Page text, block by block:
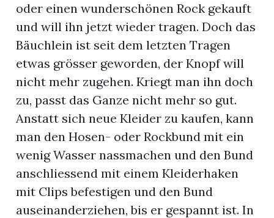
oder einen wunderschönen Rock gekauft
und will ihn jetzt wieder tragen. Doch das
Bäuchlein ist seit dem letzten Tragen
etwas grösser geworden, der Knopf will
nicht mehr zugehen. Kriegt man ihn doch
zu, passt das Ganze nicht mehr so gut.
Anstatt sich neue Kleider zu kaufen, kann
man den Hosen- oder Rockbund mit ein
wenig Wasser nassmachen und den Bund
anschliessend mit einem Kleiderhaken
mit Clips befestigen und den Bund
auseinanderziehen, bis er gespannt ist. In